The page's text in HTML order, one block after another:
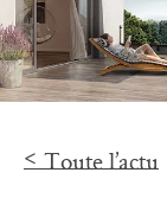
Toute l’actu